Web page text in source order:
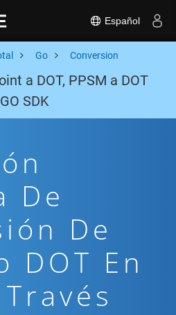
Español
Go Conversion
a DOT, PPSM a DOT
SDK
De
De
DOT En